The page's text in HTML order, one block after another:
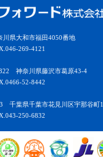
県大和市福田4050番地
269-4121
神奈川県藤沢市葛原43-4
52-8442
千葉県千葉市花見川区宇那谷町
250-6832